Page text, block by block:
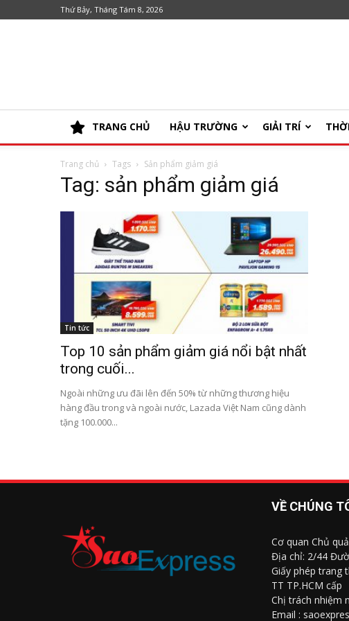
Thứ Bảy, Tháng Tám 8, 2026
TRANG CHỦ HẬU TRƯỜNG GIẢI TRÍ
Trang chủ Tags Sản phẩm giảm giá
Tag: sản phẩm giảm giá
Tin tức
Top 10 sản phẩm giảm giá nổi bật nhất
trong cuối...
Ngoài những ưu đãi lên đến 50% từ những thương hiệu
hàng đầu trong và ngoài nước, Lazada Việt Nam cũng dành
tặng 100.000...
VỀ CHÚNG
Cơ quan Chủ
Địa chỉ: 2/44
Giấy phép trang
TT TP.HCM cấp
Chị trách nhiệm
Email :